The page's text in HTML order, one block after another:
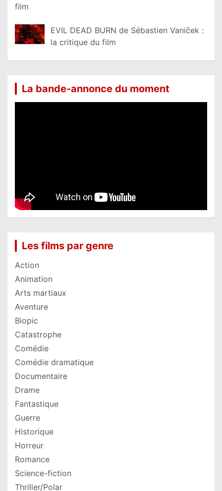
film
EVIL DEAD BURN de Sébastien Vaniček :
la critique du film
La bande-annonce du moment
Les films par genre
Action
Animation
Arts martiaux
Aventure
Biopic
Catastrophe
Comédie
Comédie dramatique
Documentaire
Drame
Fantastique
Guerre
Historique
Horreur
Romance
Science-fiction
Thriller/Polar